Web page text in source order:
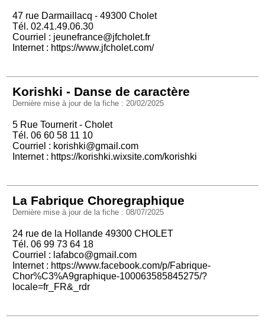
47 rue Darmaillacq - 49300 Cholet
Tél. 02.41.49.06.30
Courriel : jeunefrance@jfcholet.fr
Internet : https://www.jfcholet.com/
Korishki - Danse de caractère
Dernière mise à jour de la fiche : 20/02/2025
5 Rue Tournerit - Cholet
Tél. 06 60 58 11 10
Courriel : korishki@gmail.com
Internet : https://korishki.wixsite.com/korishki
La Fabrique Choregraphique
Dernière mise à jour de la fiche : 08/07/2025
24 rue de la Hollande 49300 CHOLET
Tél. 06 99 73 64 18
Courriel : lafabco@gmail.com
Internet : https://www.facebook.com/p/Fabrique-
Chor%C3%A9graphique-100063585845275/?
locale=fr_FR&_rdr